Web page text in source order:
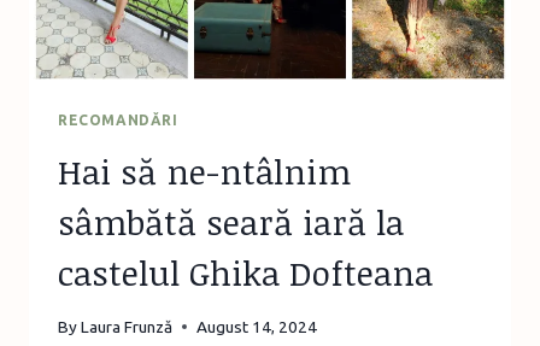
CHIȘINĂU
RECOMANDĂRI
Hai să ne-ntâlnim
sâmbătă seară iară la
castelul Ghika Dofteana
ByLaura Frunză August 14, 2024